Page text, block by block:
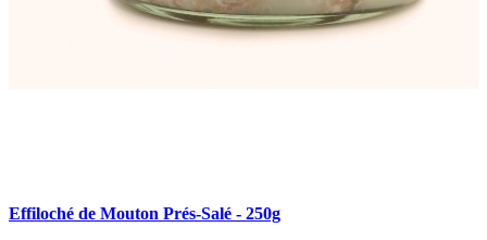
Effiloché de Mouton Prés-Salé - 250g